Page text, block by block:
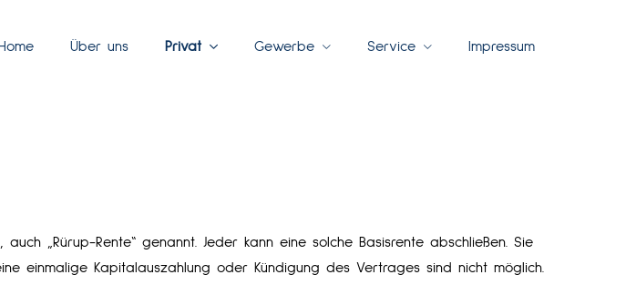
Home Über uns Privat Gewerbe Service Impressum
„Rürup-Rente“ genannt. Jeder kann eine solche Basisrente abschließen. Sie
einmalige Kapitalauszahlung oder Kündigung des Vertrages sind nicht möglich.